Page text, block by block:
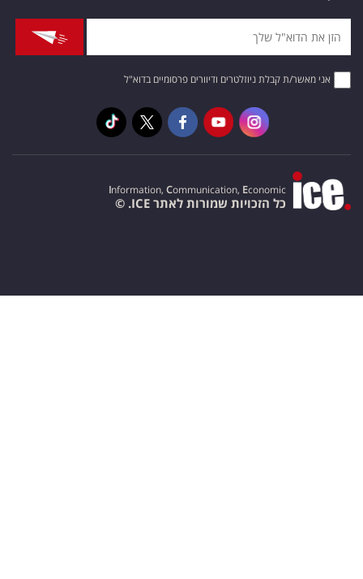
אני מאשר/ת קבלת ניוזלטרים ודיוורים פרסומיים בדוא"ל
Information, Communication, Economic
כל הזכויות שמורות לאתר ICE. ©